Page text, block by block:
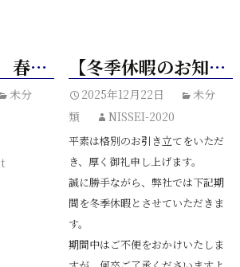
おそうじ本舗 春の新生活応援キャンペーン
未分
【冬季休暇のお知らせ】
2025年12月22日
未分
類
NISSEI-2020
平素は格別のお引き立てをいただ
き、厚く御礼申し上げます。
誠に勝手ながら、弊社では下記期
間を冬季休暇とさせていただきま
す。
期間中はご不便をおかけいたしま